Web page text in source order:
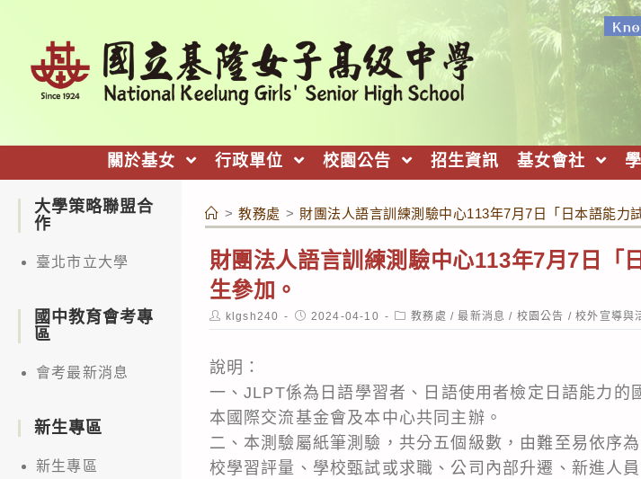
關於基女 行政單位 校園公告 招生資訊 基女會社
> 教務處 > 財團法人語言訓練測驗中心113年7月7日「日本語能力
財團法人語言訓練測驗中心113年7月7日「
生參加。
Post
author:
klgsh240
Post
published:
2024-04-10
Post
category:
教務處 / 最新消息 / 校園公告 / 校外宣導與
說明：
一、JLPT係為日語學習者、日語使用者檢定日語能力的
本國際交流基金會及本中心共同主辦。
二、本測驗屬紙筆測驗，共分五個級數，由難至易依序
校學習評量、學校甄試或求職、公司內部升遷、新進人員
大學策略聯盟合
作
臺北市立大學
國中教育會考專
區
會考最新消息
新生專區
新生專區